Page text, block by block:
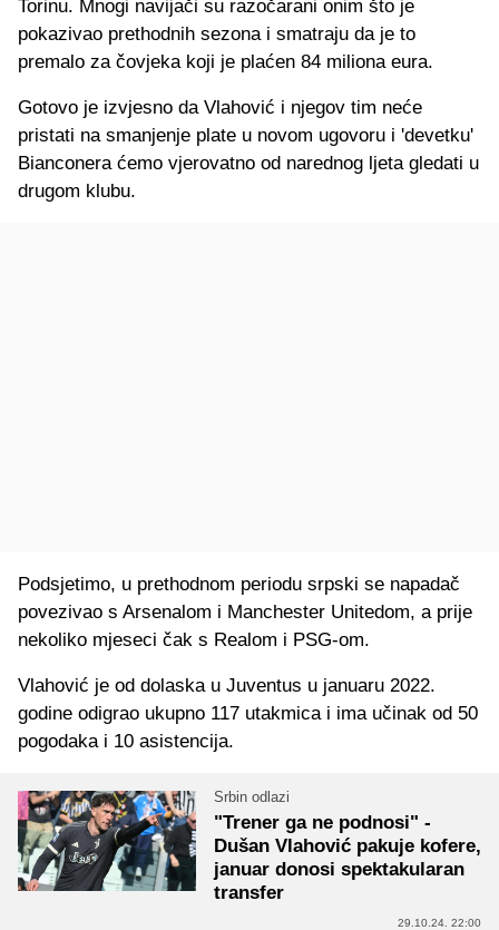
Torinu. Mnogi navijači su razočarani onim što je
pokazivao prethodnih sezona i smatraju da je to
premalo za čovjeka koji je plaćen 84 miliona eura.
Gotovo je izvjesno da Vlahović i njegov tim neće
pristati na smanjenje plate u novom ugovoru i 'devetku'
Bianconera ćemo vjerovatno od narednog ljeta gledati u
drugom klubu.
Podsjetimo, u prethodnom periodu srpski se napadač
povezivao s Arsenalom i Manchester Unitedom, a prije
nekoliko mjeseci čak s Realom i PSG-om.
Vlahović je od dolaska u Juventus u januaru 2022.
godine odigrao ukupno 117 utakmica i ima učinak od 50
pogodaka i 10 asistencija.
Srbin odlazi
"Trener ga ne podnosi" -
Dušan Vlahović pakuje kofere,
januar donosi spektakularan
transfer
29.10.24. 22:00